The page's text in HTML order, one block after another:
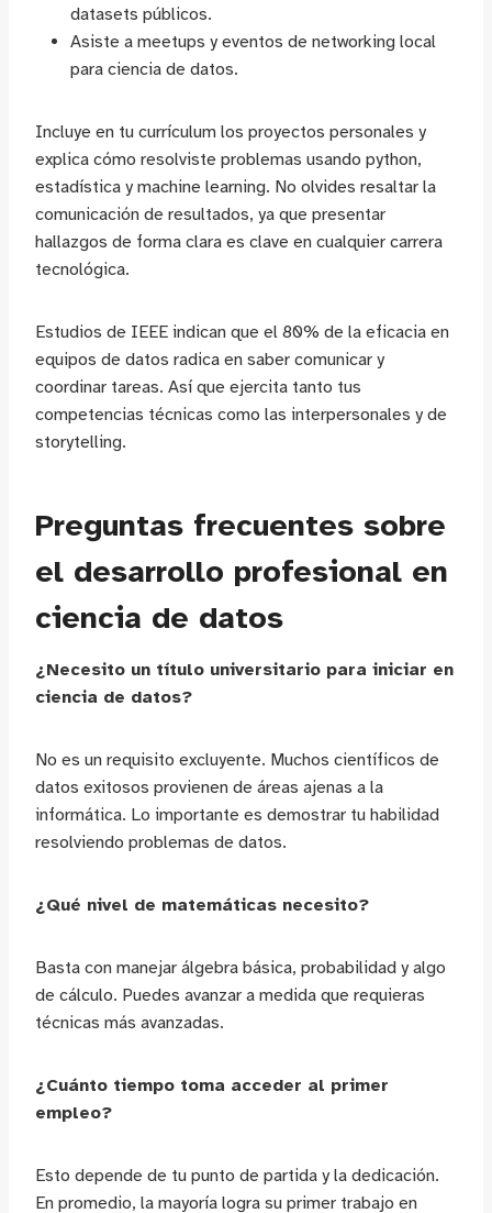
datasets públicos.
Asiste a meetups y eventos de networking local
para ciencia de datos.
Incluye en tu currículum los proyectos personales y
explica cómo resolviste problemas usando python,
estadística y machine learning. No olvides resaltar la
comunicación de resultados, ya que presentar
hallazgos de forma clara es clave en cualquier carrera
tecnológica.
Estudios de IEEE indican que el 80% de la eficacia en
equipos de datos radica en saber comunicar y
coordinar tareas. Así que ejercita tanto tus
competencias técnicas como las interpersonales y de
storytelling.
Preguntas frecuentes sobre
el desarrollo profesional en
ciencia de datos
¿Necesito un título universitario para iniciar en
ciencia de datos?
No es un requisito excluyente. Muchos científicos de
datos exitosos provienen de áreas ajenas a la
informática. Lo importante es demostrar tu habilidad
resolviendo problemas de datos.
¿Qué nivel de matemáticas necesito?
Basta con manejar álgebra básica, probabilidad y algo
de cálculo. Puedes avanzar a medida que requieras
técnicas más avanzadas.
¿Cuánto tiempo toma acceder al primer
empleo?
Esto depende de tu punto de partida y la dedicación.
En promedio, la mayoría logra su primer trabajo en